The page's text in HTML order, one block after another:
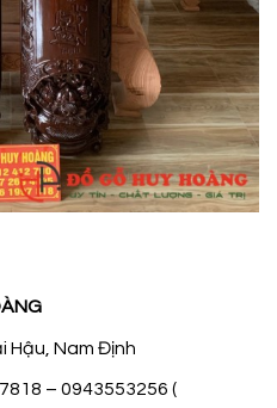
Hậu, Nam Định
– 0943553256 (